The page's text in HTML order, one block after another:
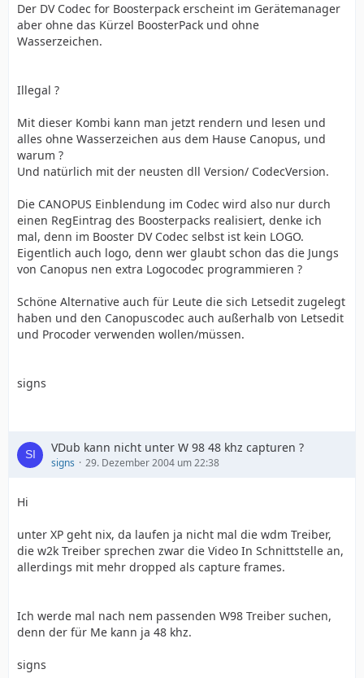
Der DV Codec for Boosterpack erscheint im Gerätemanager
aber ohne das Kürzel BoosterPack und ohne
Wasserzeichen.
Illegal ?
Mit dieser Kombi kann man jetzt rendern und lesen und
alles ohne Wasserzeichen aus dem Hause Canopus, und
warum ?
Und natürlich mit der neusten dll Version/ CodecVersion.
Die CANOPUS Einblendung im Codec wird also nur durch
einen RegEintrag des Boosterpacks realisiert, denke ich
mal, denn im Booster DV Codec selbst ist kein LOGO.
Eigentlich auch logo, denn wer glaubt schon das die Jungs
von Canopus nen extra Logocodec programmieren ?
Schöne Alternative auch für Leute die sich Letsedit zugelegt
haben und den Canopuscodec auch außerhalb von Letsedit
und Procoder verwenden wollen/müssen.
signs
VDub kann nicht unter W 98 48 khz capturen ?
signs 29. Dezember 2004 um 22:38
Hi
unter XP geht nix, da laufen ja nicht mal die wdm Treiber,
die w2k Treiber sprechen zwar die Video In Schnittstelle an,
allerdings mit mehr dropped als capture frames.
Ich werde mal nach nem passenden W98 Treiber suchen,
denn der für Me kann ja 48 khz.
signs